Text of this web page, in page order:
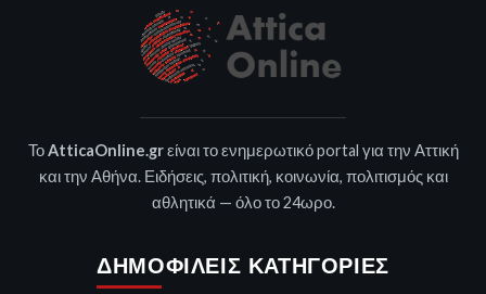
ΤοAtticaOnline.grείναι το ενημερωτικό portal για την Αττική
και την Αθήνα. Ειδήσεις, πολιτική, κοινωνία, πολιτισμός και
αθλητικά — όλο το 24ωρο.
ΔΗΜΟΦΙΛΕΊΣ ΚΑΤΗΓΟΡΊΕΣ